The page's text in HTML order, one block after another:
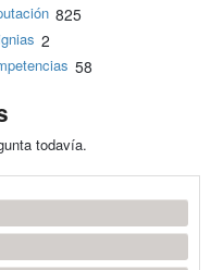
825
2
58
todavía.